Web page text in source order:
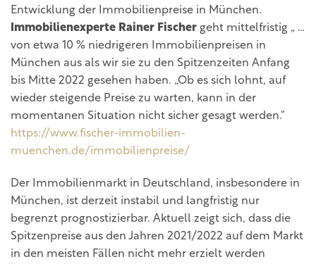
Entwicklung der Immobilienpreise in München.
Immobilienexperte Rainer Fischer geht mittelfristig „ …
von etwa 10 % niedrigeren Immobilienpreisen in
München aus als wir sie zu den Spitzenzeiten Anfang
bis Mitte 2022 gesehen haben. „Ob es sich lohnt, auf
wieder steigende Preise zu warten, kann in der
momentanen Situation nicht sicher gesagt werden.“
https://www.fischer-immobilien-
muenchen.de/immobilienpreise/
Der Immobilienmarkt in Deutschland, insbesondere in
München, ist derzeit instabil und langfristig nur
begrenzt prognostizierbar. Aktuell zeigt sich, dass die
Spitzenpreise aus den Jahren 2021/2022 auf dem Markt
in den meisten Fällen nicht mehr erzielt werden